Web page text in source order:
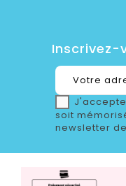
Inscrivez-
soit
newsletter